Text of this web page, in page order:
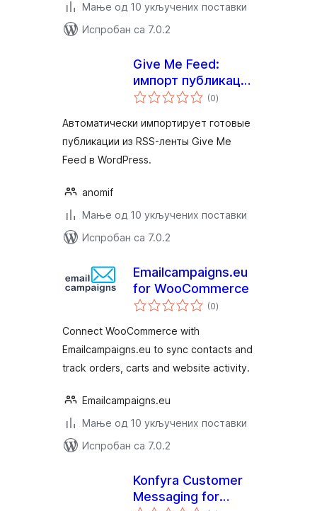
Мање од 10 укључених поставки
Испробан са 7.0.2
Give Me Feed:
импорт публикаций
из RSS
(0укупних
оцена
)
Автоматически импортирует готовые
публикации из RSS-ленты Give Me
Feed в WordPress.
anomif
Мање од 10 укључених поставки
Испробан са 7.0.2
Emailcampaigns.eu
for WooCommerce
(0укупних
оцена
)
Connect WooCommerce with
Emailcampaigns.eu to sync contacts and
track orders, carts and website activity.
Emailcampaigns.eu
Мање од 10 укључених поставки
Испробан са 7.0.2
Konfyra Customer
Messaging for